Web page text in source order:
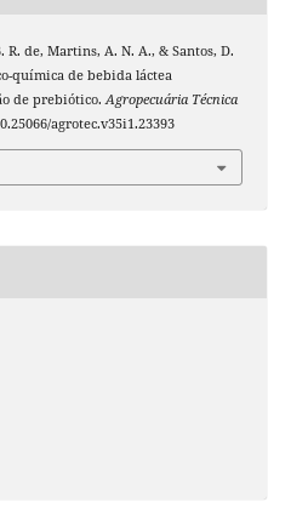
R. de, Martins, A. N. A., & Santos, D.
química de bebida láctea
de prebiótico.Agropecuária Técnica
agrotec.v35i1.23393